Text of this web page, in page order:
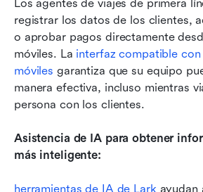
Los agentes de viajes de primera
registrar los datos de los clientes,
o aprobar pagos directamente
móviles. La interfaz compatible
móviles garantiza que su equipo
manera efectiva, incluso mientras
persona con los clientes.
Asistencia de IA para obtener
más inteligente:
herramientas de IA de Lark ayudan